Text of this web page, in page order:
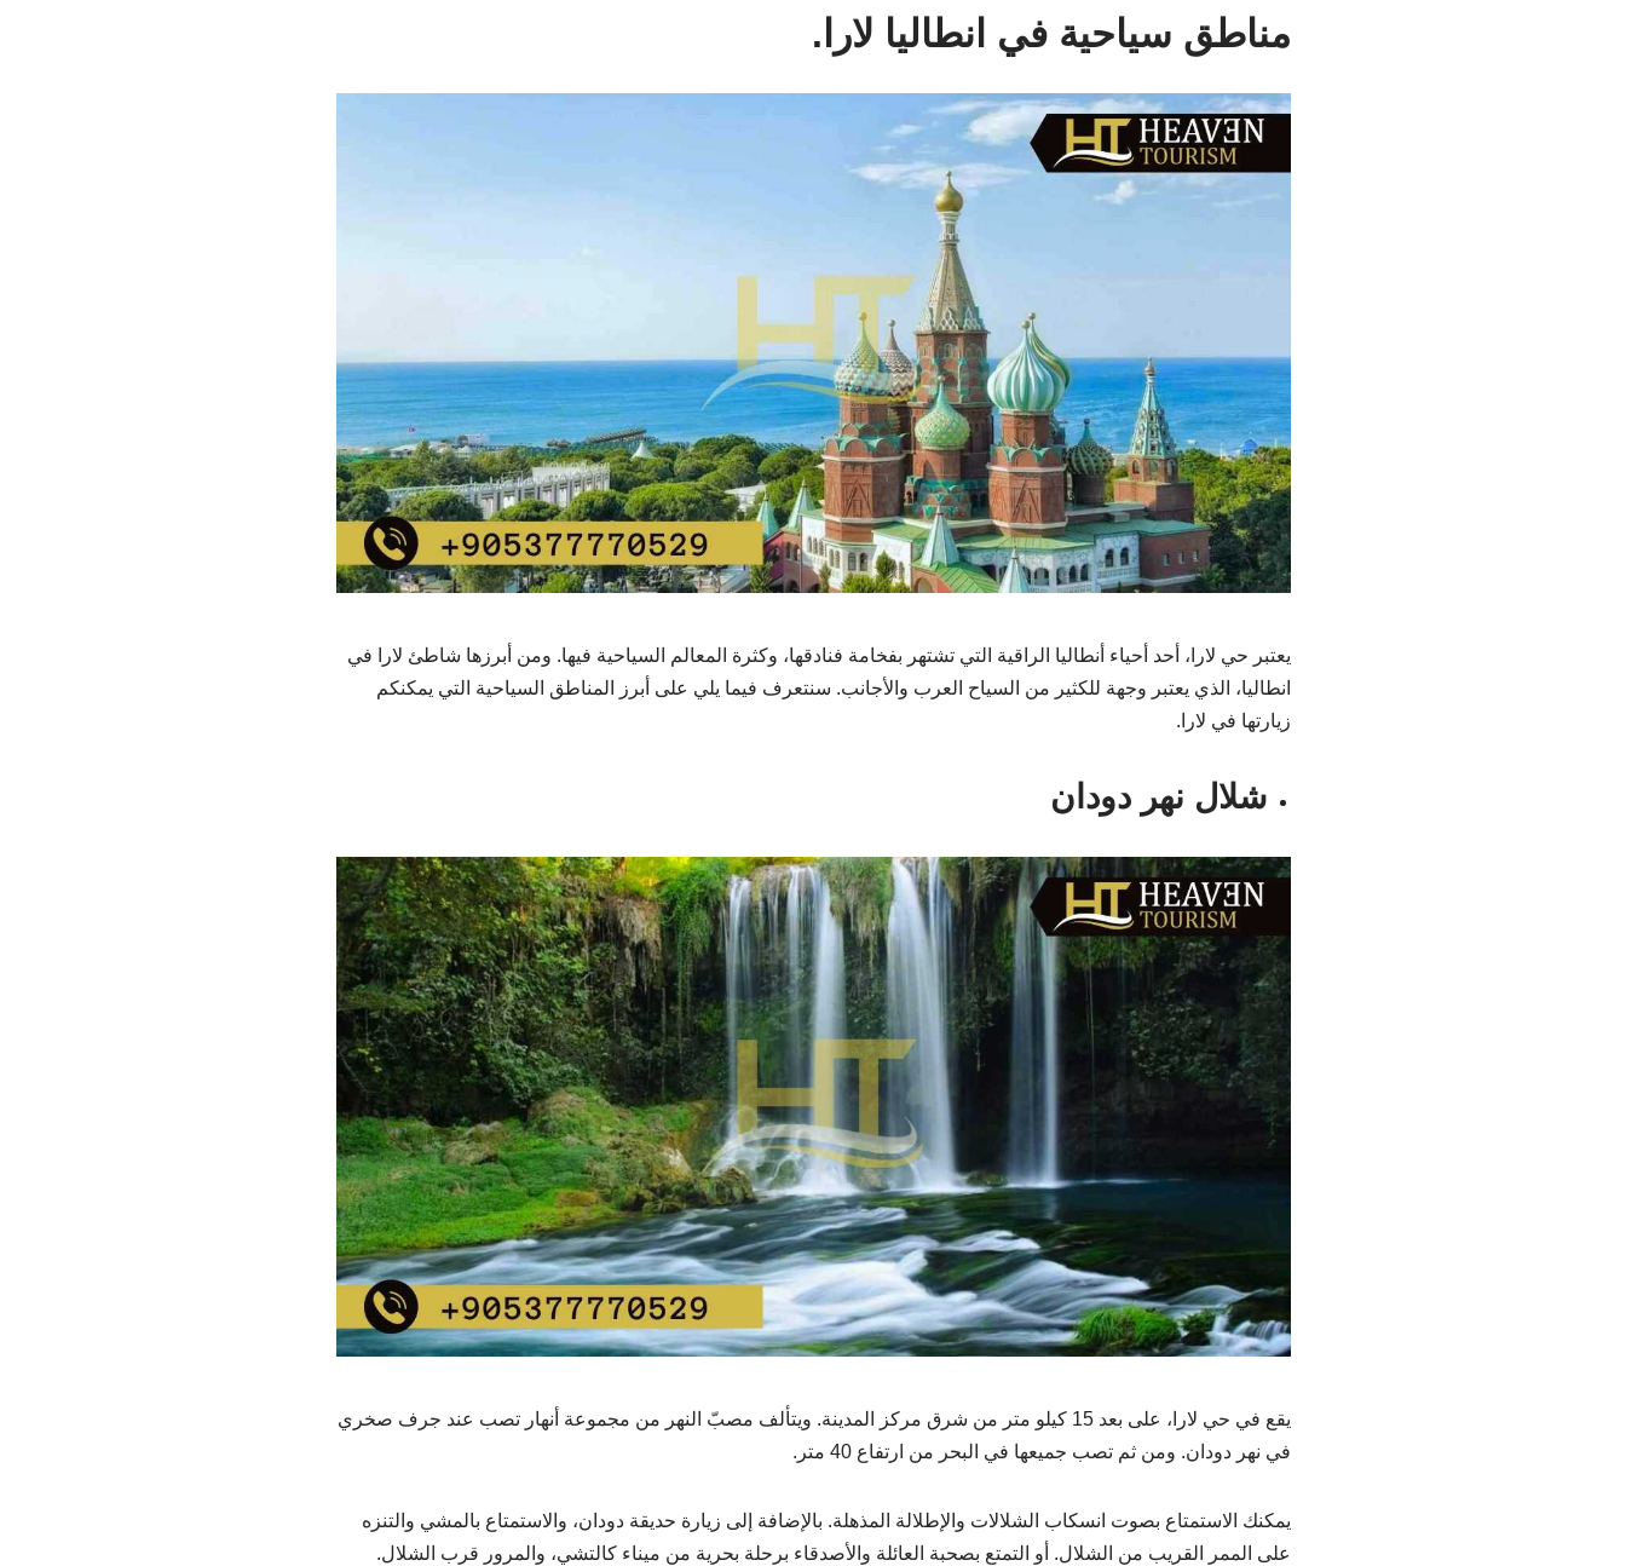
مناطق سياحية في انطاليا لارا.
يعتبر حي لارا، أحد أحياء أنطاليا الراقية التي تشتهر بفخامة فنادقها، وكثرة المعالم السياحية فيها. ومن أبرزها شاطئ لارا في
انطاليا، الذي يعتبر وجهة للكثير من السياح العرب والأجانب. سنتعرف فيما يلي على أبرز المناطق السياحية التي يمكنكم
زيارتها في لارا.
شلال نهر دودان
يقع في حي لارا، على بعد 15 كيلو متر من شرق مركز المدينة. ويتألف مصبّ النهر من مجموعة أنهار تصب عند جرف صخري
في نهر دودان. ومن ثم تصب جميعها في البحر من ارتفاع 40 متر.
يمكنك الاستمتاع بصوت انسكاب الشلالات والإطلالة المذهلة. بالإضافة إلى زيارة حديقة دودان، والاستمتاع بالمشي والتنزه
على الممر القريب من الشلال. أو التمتع بصحبة العائلة والأصدقاء برحلة بحرية من ميناء كالتشي، والمرور قرب الشلال.